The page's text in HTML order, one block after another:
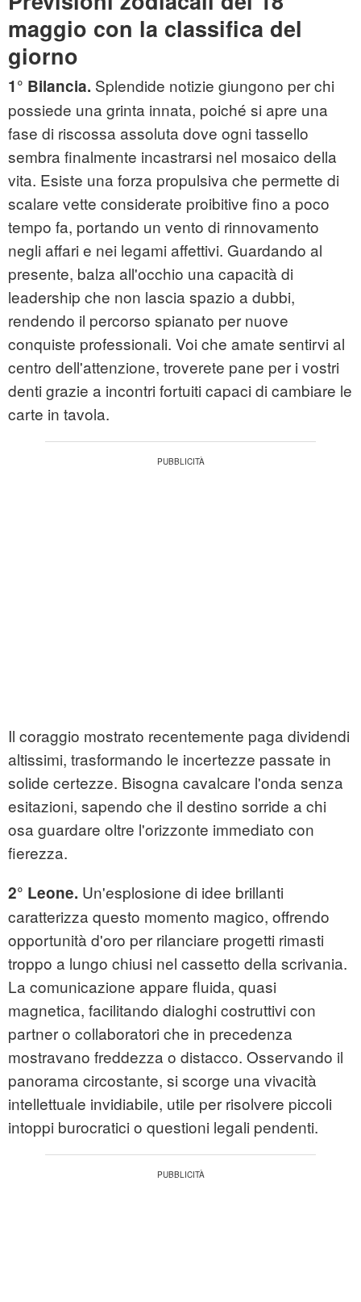
maggio con la classifica del
giorno
1° Bilancia. Splendide notizie giungono per chi
possiede una grinta innata, poiché si apre una
fase di riscossa assoluta dove ogni tassello
sembra finalmente incastrarsi nel mosaico della
vita. Esiste una forza propulsiva che permette di
scalare vette considerate proibitive fino a poco
tempo fa, portando un vento di rinnovamento
negli affari e nei legami affettivi. Guardando al
presente, balza all'occhio una capacità di
leadership che non lascia spazio a dubbi,
rendendo il percorso spianato per nuove
conquiste professionali. Voi che amate sentirvi al
centro dell'attenzione, troverete pane per i vostri
denti grazie a incontri fortuiti capaci di cambiare le
carte in tavola.
Il coraggio mostrato recentemente paga dividendi
altissimi, trasformando le incertezze passate in
solide certezze. Bisogna cavalcare l'onda senza
esitazioni, sapendo che il destino sorride a chi
osa guardare oltre l'orizzonte immediato con
fierezza.
2° Leone. Un'esplosione di idee brillanti
caratterizza questo momento magico, offrendo
opportunità d'oro per rilanciare progetti rimasti
troppo a lungo chiusi nel cassetto della scrivania.
La comunicazione appare fluida, quasi
magnetica, facilitando dialoghi costruttivi con
partner o collaboratori che in precedenza
mostravano freddezza o distacco. Osservando il
panorama circostante, si scorge una vivacità
intellettuale invidiabile, utile per risolvere piccoli
intoppi burocratici o questioni legali pendenti.